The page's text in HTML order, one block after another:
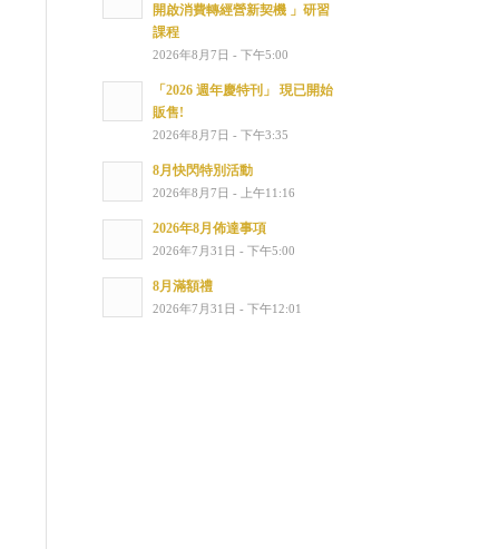
開啟消費轉經營新契機 」研習
課程
2026年8月7日 - 下午5:00
「2026 週年慶特刊」 現已開始
販售!
2026年8月7日 - 下午3:35
8月快閃特別活動
2026年8月7日 - 上午11:16
2026年8月佈達事項
2026年7月31日 - 下午5:00
8月滿額禮
2026年7月31日 - 下午12:01